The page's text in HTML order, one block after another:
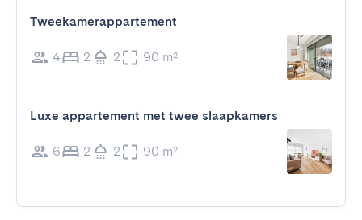
Tweekamerappartement
4 2 2 90 m²
Luxe appartement met twee slaapkamers
6 2 2 90 m²